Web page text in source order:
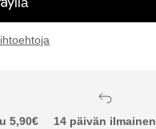
5,90€
14 päivän ilmainen